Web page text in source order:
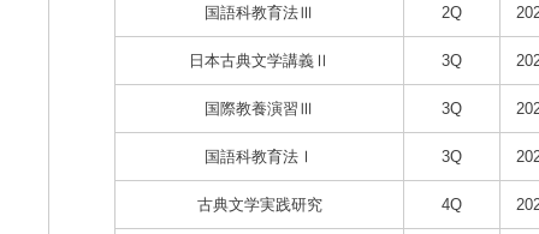
国語科教育法Ⅲ 2Q
日本古典文学講義Ⅱ 3Q
国際教養演習Ⅲ 3Q
国語科教育法Ⅰ 3Q
古典文学実践研究 4Q